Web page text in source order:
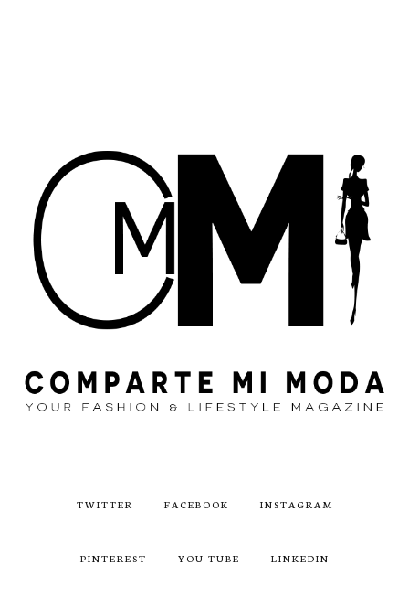
TWITTER FACEBOOK INSTAGRAM
PINTEREST YOU TUBE LINKEDIN